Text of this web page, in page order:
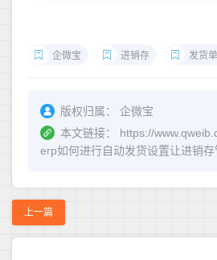
企微宝 进销存 发货单
版权归属：
企微宝
本文链接：
https://
erp如何进行自动发货设置让进销
上一篇